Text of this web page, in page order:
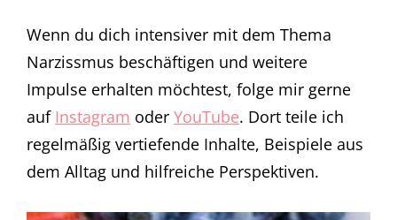
Wenn du dich intensiver mit dem Thema
Narzissmus beschäftigen und weitere
Impulse erhalten möchtest, folge mir gerne
auf Instagram oder YouTube. Dort teile ich
regelmäßig vertiefende Inhalte, Beispiele aus
dem Alltag und hilfreiche Perspektiven.